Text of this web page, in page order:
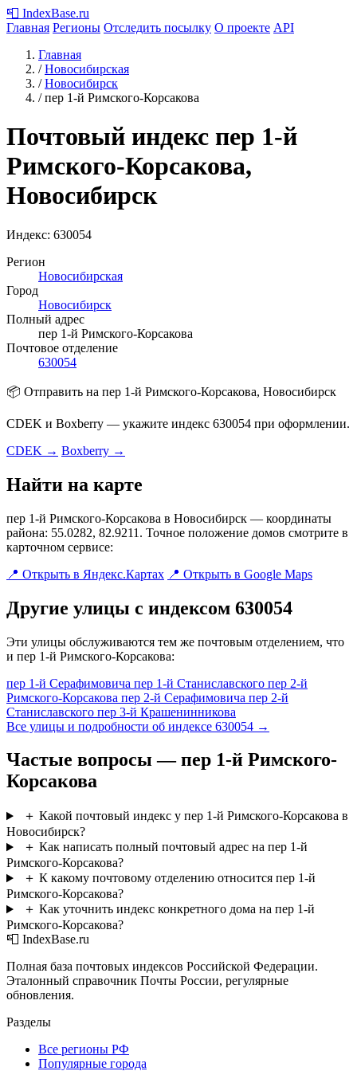
📮 IndexBase.ru
Главная Регионы Отследить посылку О проекте API
Главная
/ Новосибирская
/ Новосибирск
/ пер 1-й Римского-Корсакова
Почтовый индекс пер 1-й
Римского-Корсакова,
Новосибирск
Индекс: 630054
Регион
Новосибирская
Город
Новосибирск
Полный адрес
пер 1-й Римского-Корсакова
Почтовое отделение
630054
📦 Отправить на пер 1-й Римского-Корсакова, Новосибирск
CDEK и Boxberry — укажите индекс 630054 при оформлении.
CDEK → Boxberry →
Найти на карте
пер 1-й Римского-Корсакова в Новосибирск — координаты
района: 55.0282, 82.9211. Точное положение домов смотрите в
карточном сервисе:
📍 Открыть в Яндекс.Картах 📍 Открыть в Google Maps
Другие улицы с индексом 630054
Эти улицы обслуживаются тем же почтовым отделением, что
и пер 1-й Римского-Корсакова:
пер 1-й Серафимовича пер 1-й Станиславского пер 2-й
Римского-Корсакова пер 2-й Серафимовича пер 2-й
Станиславского пер 3-й Крашенинникова
Все улицы и подробности об индексе 630054 →
Частые вопросы — пер 1-й Римского-
Корсакова
＋ Какой почтовый индекс у пер 1-й Римского-Корсакова в
Новосибирск?
＋ Как написать полный почтовый адрес на пер 1-й
Римского-Корсакова?
＋ К какому почтовому отделению относится пер 1-й
Римского-Корсакова?
＋ Как уточнить индекс конкретного дома на пер 1-й
Римского-Корсакова?
📮 IndexBase.ru
Полная база почтовых индексов Российской Федерации.
Эталонный справочник Почты России, регулярные
обновления.
Разделы
Все регионы РФ
Популярные города